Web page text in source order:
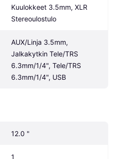
Kuulokkeet 3.5mm, XLR
Stereoulostulo
AUX/Linja 3.5mm,
Jalkakytkin Tele/TRS
6.3mm/1/4", Tele/TRS
6.3mm/1/4", USB
12.0 "
1